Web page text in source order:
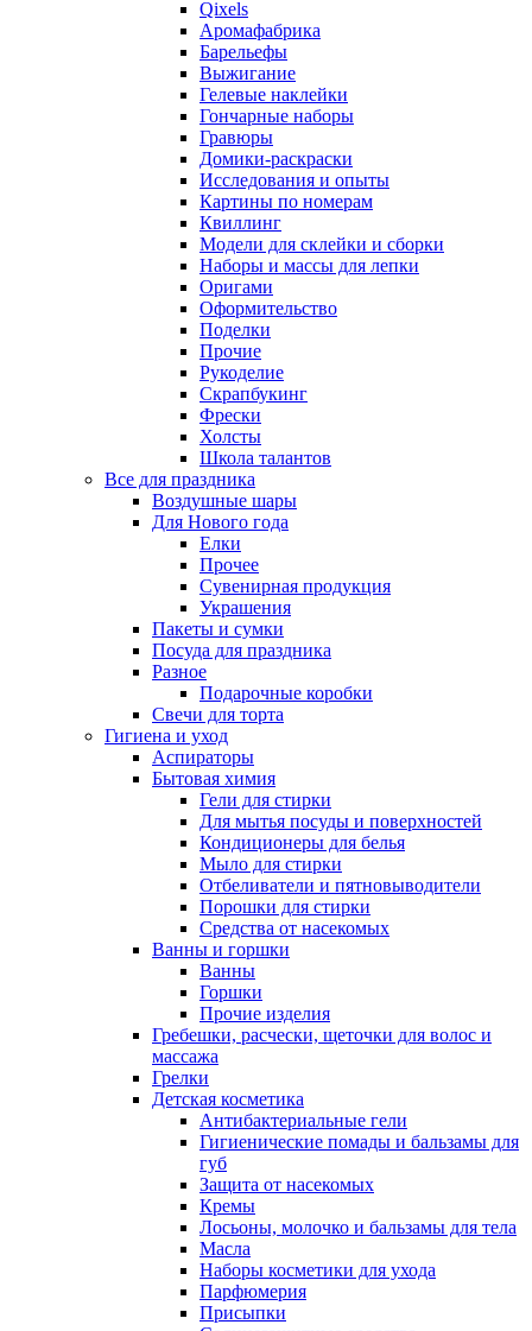
Qixels
Аромафабрика
Барельефы
Выжигание
Гелевые наклейки
Гончарные наборы
Гравюры
Домики-раскраски
Исследования и опыты
Картины по номерам
Квиллинг
Модели для склейки и сборки
Наборы и массы для лепки
Оригами
Оформительство
Поделки
Прочие
Рукоделие
Скрапбукинг
Фрески
Холсты
Школа талантов
Все для праздника
Воздушные шары
Для Нового года
Елки
Прочее
Сувенирная продукция
Украшения
Пакеты и сумки
Посуда для праздника
Разное
Подарочные коробки
Свечи для торта
Гигиена и уход
Аспираторы
Бытовая химия
Гели для стирки
Для мытья посуды и поверхностей
Кондиционеры для белья
Мыло для стирки
Отбеливатели и пятновыводители
Порошки для стирки
Средства от насекомых
Ванны и горшки
Ванны
Горшки
Прочие изделия
Гребешки, расчески, щеточки для волос и
массажа
Грелки
Детская косметика
Антибактериальные гели
Гигиенические помады и бальзамы для
губ
Защита от насекомых
Кремы
Лосьоны, молочко и бальзамы для тела
Масла
Наборы косметики для ухода
Парфюмерия
Присыпки